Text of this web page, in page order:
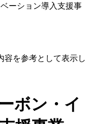
ーション導入支援事
容を参考として表示し
ボン・イ